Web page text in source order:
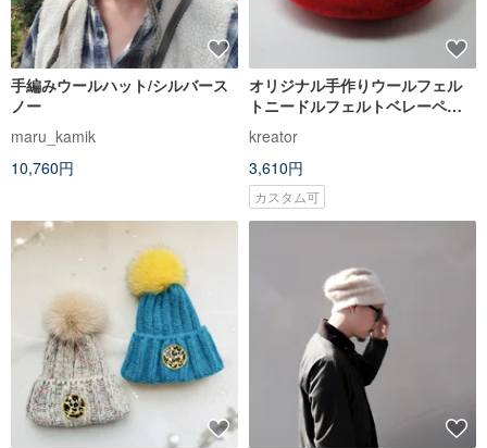
手編みウールハット/シルバース
ノー
maru_kamik
10,760円
オリジナル手作りウールフェル
トニードルフェルトベレーペイ
ンターハットクリスマスプレゼ
ントアップルハットクリスマス
プレゼント
kreator
3,610円
カスタム可